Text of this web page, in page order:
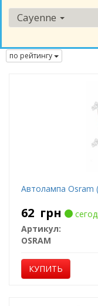
Cayenne
по рейтингу
Автолампа Osram
62 грн
Артикул:
OSRAM
КУПИТЬ